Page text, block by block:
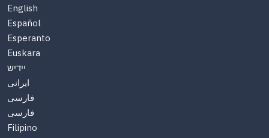
English
Español
Esperanto
Euskara
יידיש
ایرانی
فارسی
فارسی
Filipino